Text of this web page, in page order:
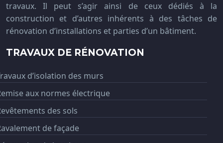
travaux. Il peut s’agir ainsi de ceux dédiés à la
construction et d’autres inhérents à des tâches de
rénovation d’installations et parties d’un bâtiment.
TRAVAUX DE RÉNOVATION
d’isolation des murs
aux normes électrique
des sols
de façade